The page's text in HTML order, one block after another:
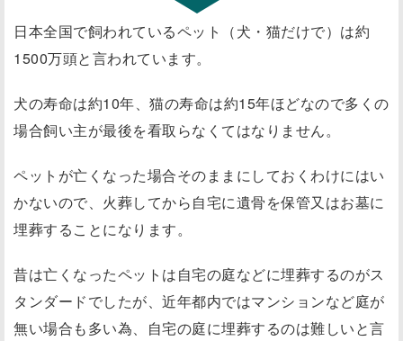
日本全国で飼われているペット（犬・猫だけで）は約
1500万頭と言われています。
犬の寿命は約10年、猫の寿命は約15年ほどなので多くの
場合飼い主が最後を看取らなくてはなりません。
ペットが亡くなった場合そのままにしておくわけにはい
かないので、火葬してから自宅に遺骨を保管又はお墓に
埋葬することになります。
昔は亡くなったペットは自宅の庭などに埋葬するのがス
タンダードでしたが、近年都内ではマンションなど庭が
無い場合も多い為、自宅の庭に埋葬するのは難しいと言